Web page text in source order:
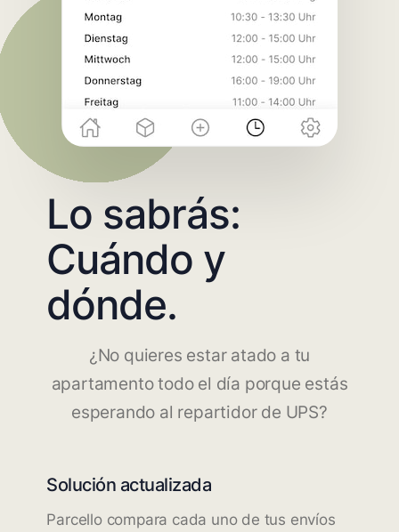
Lo sabrás:
Cuándo y
dónde.
¿No quieres estar atado a tu
apartamento todo el día porque estás
esperando al repartidor de UPS?
Solución actualizada
Parcello compara cada uno de tus envíos